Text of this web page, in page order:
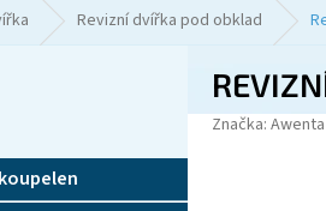
Revizní dvířka pod obklad
Značka: Awenta